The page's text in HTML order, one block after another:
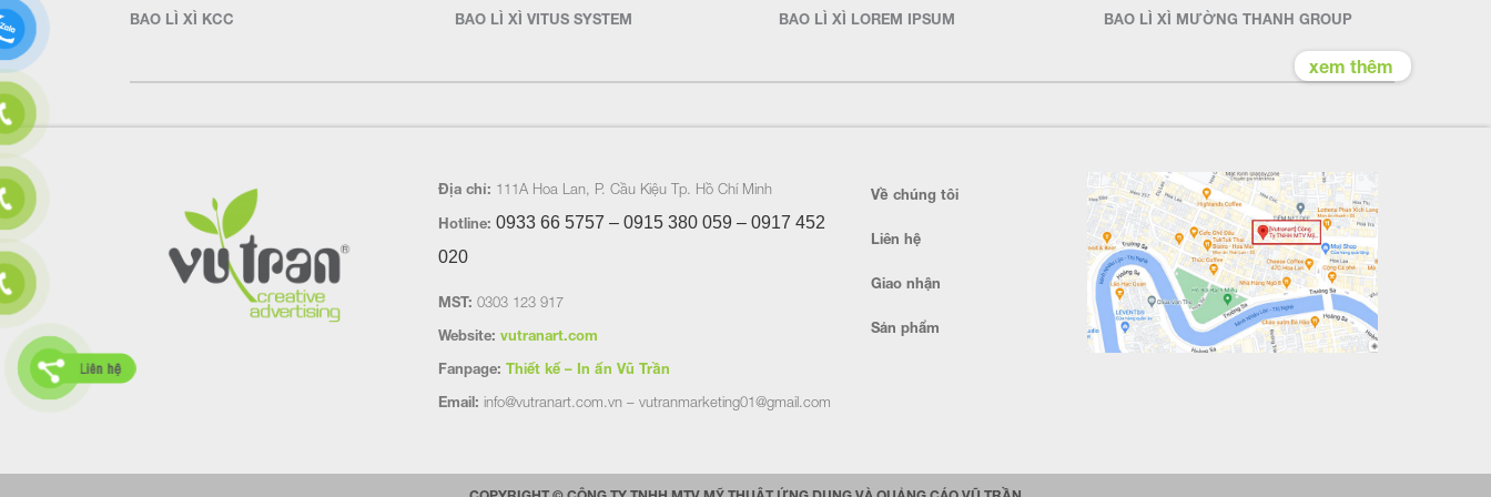
BAO LÌ XÌ KCC BAO LÌ XÌ VITUS SYSTEM BAO LÌ XÌ LOREM IPSUM BAO LÌ XÌ MƯỜNG THANH GROUP
xem thêm
Địa chỉ: 111A Hoa Lan, P. Cầu Kiệu Tp. Hồ Chí Minh
Hotline: 0933 66 5757 – 0915 380 059 – 0917 452
020
MST: 0303 123 917
Website: vutranart.com
Fanpage: Thiết kế – In ấn Vũ Trần
Email: info@vutranart.com.vn – vutranmarketing01@gmail.com
Về chúng tôi
Liên hệ
Giao nhận
Sản phẩm
Liên hệ